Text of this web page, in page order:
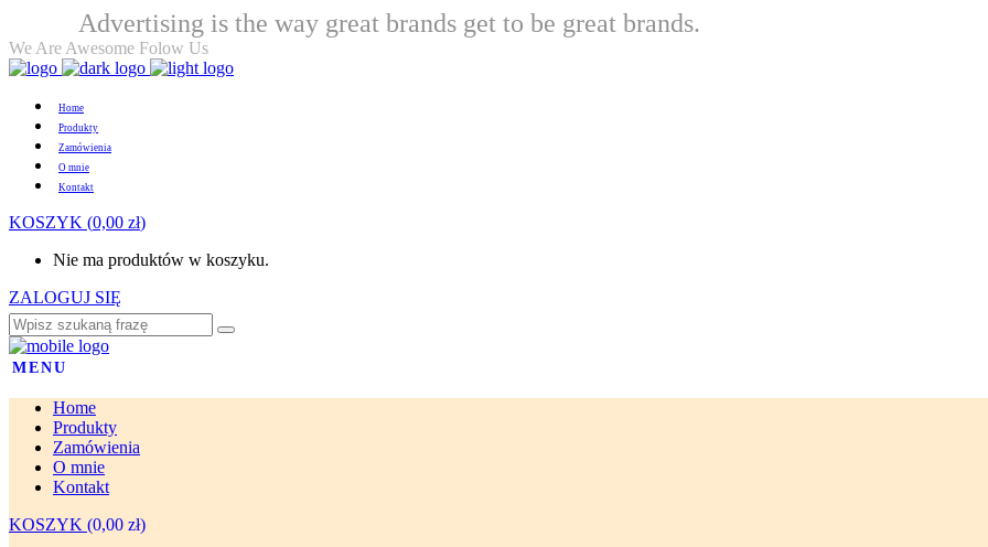
Advertising is the way great brands get to be great brands.
We Are Awesome Folow Us
Home
Produkty
Zamówienia
O mnie
Kontakt
KOSZYK (0,00 zł)
Nie ma produktów w koszyku.
ZALOGUJ SIĘ
MENU
Home
Produkty
Zamówienia
O mnie
Kontakt
KOSZYK (0,00 zł)